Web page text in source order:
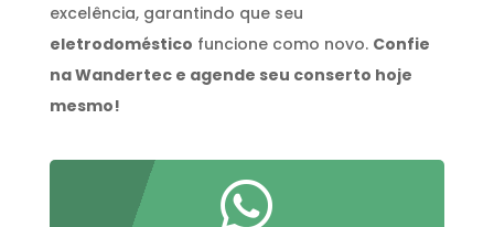
excelência, garantindo que seu
eletrodoméstico funcione como novo. Confie
na Wandertec e agende seu conserto hoje
mesmo!
